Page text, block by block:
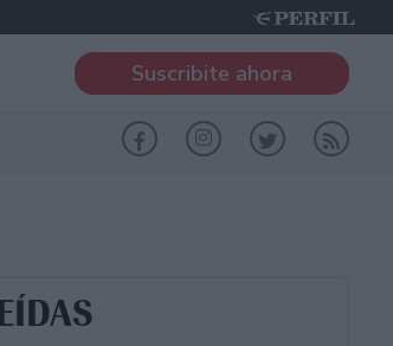
Suscribite ahora